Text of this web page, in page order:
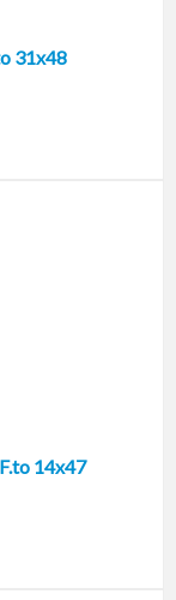
31x48
14x47